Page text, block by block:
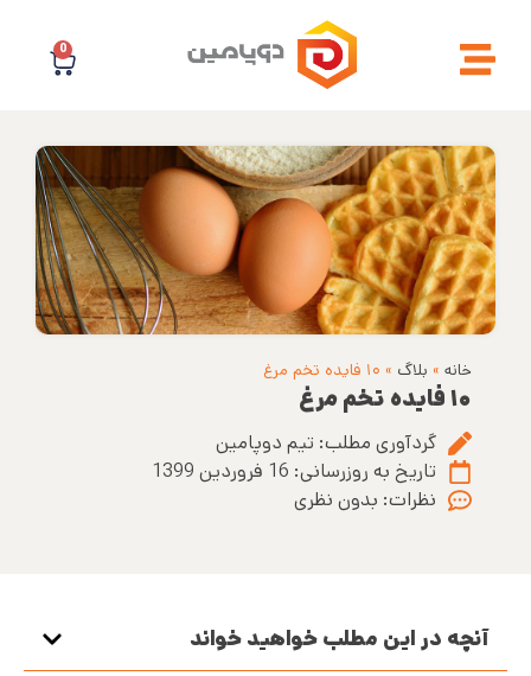
0
خانه » بلاگ » ۱۰ فایده تخم مرغ
۱۰ فایده تخم مرغ
گردآوری مطلب: تیم دوپامین
تاریخ به روزرسانی: 16 فروردین 1399
نظرات: بدون نظری
آنچه در این مطلب خواهید خواند